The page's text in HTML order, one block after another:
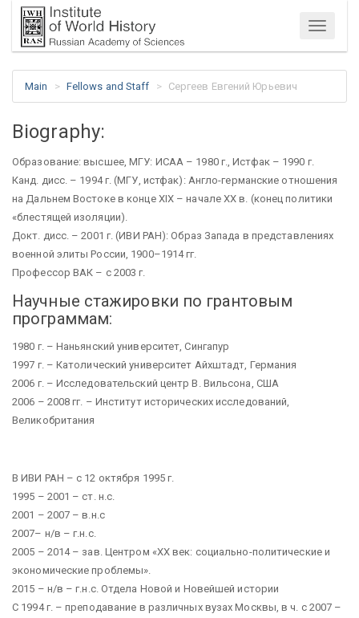
Menu
Main Fellows and Staff Сергеев Евгений Юрьевич
Biography:
Образование: высшее, МГУ: ИСАА – 1980 г., Истфак – 1990 г.
Канд. дисс. – 1994 г. (МГУ, истфак): Англо-германские отношения
на Дальнем Востоке в конце XIX – начале XX в. (конец политики
«блестящей изоляции).
Докт. дисс. – 2001 г. (ИВИ РАН): Образ Запада в представлениях
военной элиты России, 1900–1914 гг.
Профессор ВАК – с 2003 г.
Научные стажировки по грантовым
программам:
1980 г. – Наньянский университет, Сингапур
1997 г. – Католический университет Айхштадт, Германия
2006 г. – Исследовательский центр В. Вильсона, США
2006 – 2008 гг. – Институт исторических исследований,
Великобритания
В ИВИ РАН – с 12 октября 1995 г.
1995 – 2001 – ст. н.с.
2001 – 2007 – в.н.с
2007– н/в – г.н.с.
2005 – 2014 – зав. Центром «ХХ век: социально-политические и
экономические проблемы».
2015 – н/в – г.н.с. Отдела Новой и Новейшей истории
С 1994 г. – преподавание в различных вузах Москвы, в ч. с 2007 –